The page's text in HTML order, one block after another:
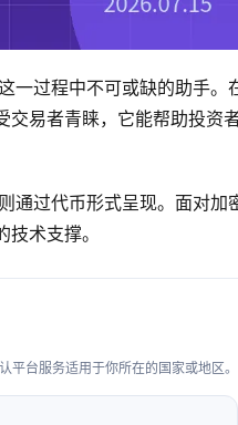
一过程中不可或缺的助手。
易者青睐，它能帮助投资
通过代币形式呈现。面对加
术支撑。
平台服务适用于你所在的国家或地区。